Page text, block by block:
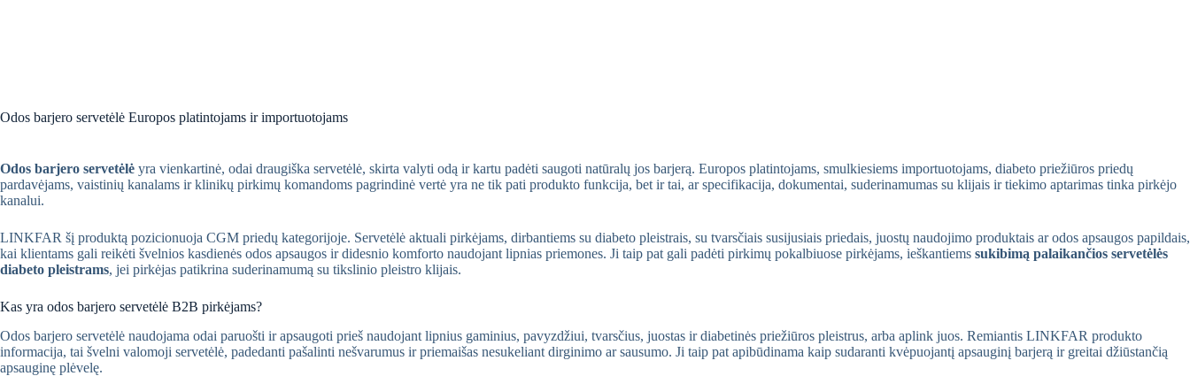
Odos barjero servetėlė Europos platintojams ir importuotojams
Odos barjero servetėlė yra vienkartinė, odai draugiška servetėlė, skirta valyti odą ir kartu padėti saugoti natūralų jos barjerą. Europos platintojams, smulkiesiems importuotojams, diabeto priežiūros priedų
pardavėjams, vaistinių kanalams ir klinikų pirkimų komandoms pagrindinė vertė yra ne tik pati produkto funkcija, bet ir tai, ar specifikacija, dokumentai, suderinamumas su klijais ir tiekimo aptarimas tinka pirkėjo
kanalui.
LINKFAR šį produktą pozicionuoja CGM priedų kategorijoje. Servetėlė aktuali pirkėjams, dirbantiems su diabeto pleistrais, su tvarsčiais susijusiais priedais, juostų naudojimo produktais ar odos apsaugos papildais,
kai klientams gali reikėti švelnios kasdienės odos apsaugos ir didesnio komforto naudojant lipnias priemones. Ji taip pat gali padėti pirkimų pokalbiuose pirkėjams, ieškantiems sukibimą palaikančios servetėlės
diabeto pleistrams, jei pirkėjas patikrina suderinamumą su tikslinio pleistro klijais.
Kas yra odos barjero servetėlė B2B pirkėjams?
Odos barjero servetėlė naudojama odai paruošti ir apsaugoti prieš naudojant lipnius gaminius, pavyzdžiui, tvarsčius, juostas ir diabetinės priežiūros pleistrus, arba aplink juos. Remiantis LINKFAR produkto
informacija, tai švelni valomoji servetėlė, padedanti pašalinti nešvarumus ir priemaišas nesukeliant dirginimo ar sausumo. Ji taip pat apibūdinama kaip sudaranti kvėpuojantį apsauginį barjerą ir greitai džiūstančią
apsauginę plėvelę.